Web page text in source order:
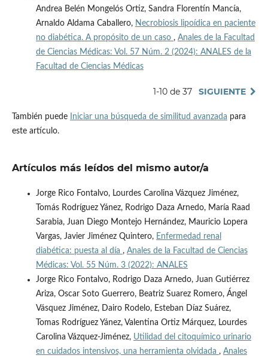
Andrea Belén Mongelós Ortiz, Sandra Florentín Mancía,
Arnaldo Aldama Caballero, Necrobiosis lipoídica en paciente
no diabética. A propósito de un caso , Anales de la Facultad
de Ciencias Médicas: Vol. 57 Núm. 2 (2024): ANALES de la
Facultad de Ciencias Médicas
1-10 de 37 SIGUIENTE
También puede Iniciar una búsqueda de similitud avanzada para
este artículo.
Artículos más leídos del mismo autor/a
Jorge Rico Fontalvo, Lourdes Carolina Vázquez Jiménez,
Tomás Rodríguez Yánez, Rodrigo Daza Arnedo, María Raad
Sarabia, Juan Diego Montejo Hernández, Mauricio Lopera
Vargas, Javier Jiménez Quintero, Enfermedad renal
diabética: puesta al día , Anales de la Facultad de Ciencias
Médicas: Vol. 55 Núm. 3 (2022): ANALES
Jorge Rico Fontalvo, Rodrigo Daza Arnedo, Juan Gutiérrez
Ariza, Oscar Soto Guerrero, Beatriz Suarez Romero, Ángel
Vásquez Jiménez, Dairo Rodelo, Esteban Díaz Suárez,
Tomas Rodríguez Yánez, Valentina Ortiz Márquez, Lourdes
Carolina Vázquez-Jiménez, Utilidad del citoquímico urinario
en cuidados intensivos, una herramienta olvidada , Anales